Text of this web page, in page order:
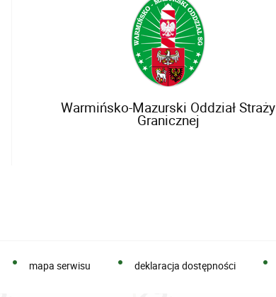
Warmińsko-Mazurski Oddział Straży
Granicznej
mapa serwisu deklaracja dostępności